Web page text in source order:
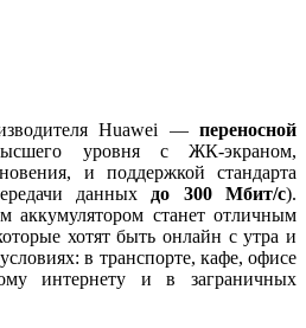
Huawei — переносной
уровня с ЖК-экраном,
и поддержкой стандарта
данных до 300 Мбит/с).
аккумулятором станет отличным
хотят быть онлайн с утра и
в транспорте, кафе, офисе
интернету и в заграничных